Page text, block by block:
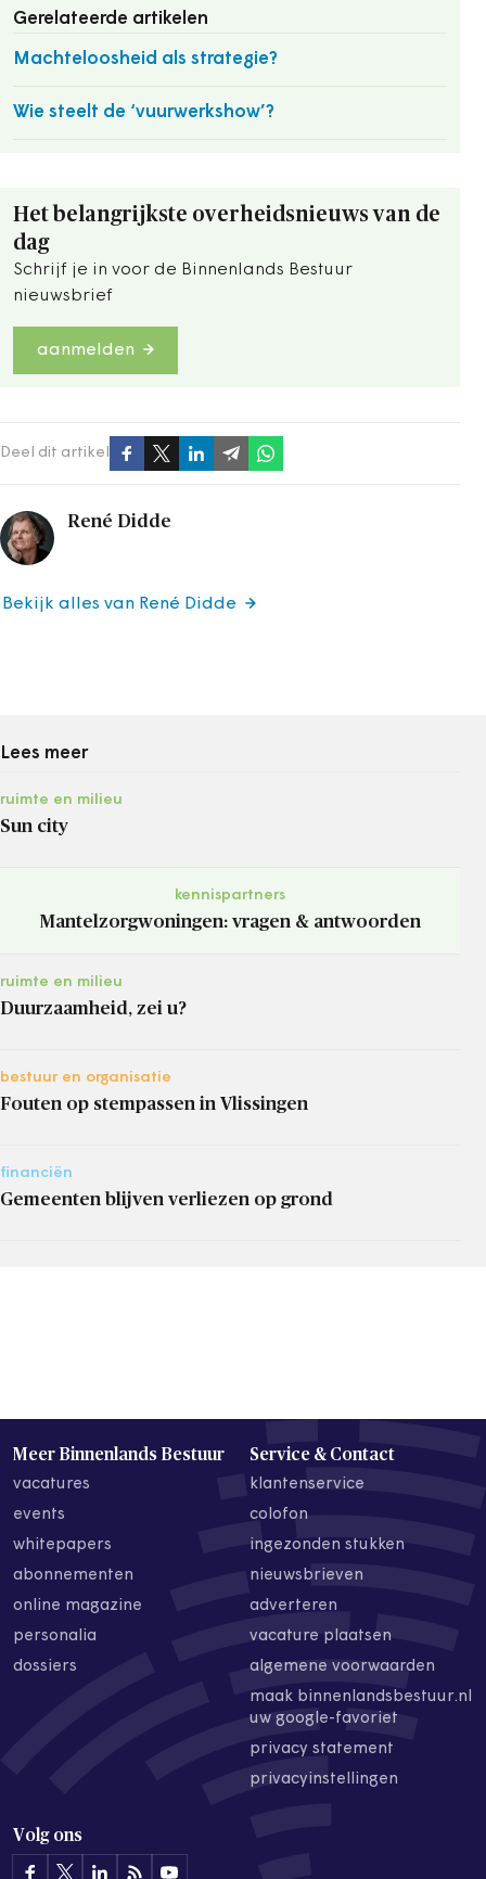
Gerelateerde artikelen
Machteloosheid als strategie?
Wie steelt de ‘vuurwerkshow’?
Het belangrijkste overheidsnieuws van de
dag
Schrijf je in voor de Binnenlands Bestuur
nieuwsbrief
aanmelden
Deel dit artikel
René Didde
Bekijk alles van René Didde
Lees meer
ruimte en milieu
Sun city
kennispartners
Mantelzorgwoningen: vragen & antwoorden
ruimte en milieu
Duurzaamheid, zei u?
bestuur en organisatie
Fouten op stempassen in Vlissingen
financiën
Gemeenten blijven verliezen op grond
Meer Binnenlands Bestuur
vacatures
events
whitepapers
abonnementen
online magazine
personalia
dossiers
Service & Contact
klantenservice
colofon
ingezonden stukken
nieuwsbrieven
adverteren
vacature plaatsen
algemene voorwaarden
maak binnenlandsbestuur.nl
uw google-favoriet
privacy statement
privacyinstellingen
Volg ons